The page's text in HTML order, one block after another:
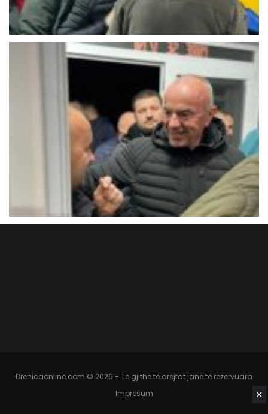
Drenicaonline.com © 2026 - Të gjithë të drejtat janë të rezervuara
Impresum
✕